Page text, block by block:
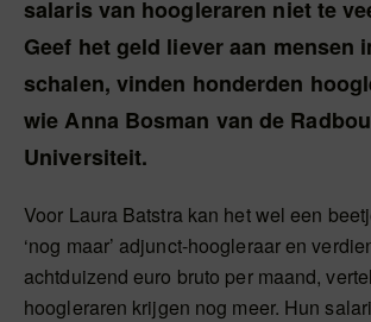
salaris van hoogleraren niet te
Geef het geld liever aan mensen
schalen, vinden honderden
wie Anna Bosman van de
Universiteit.
Voor Laura Batstra kan het wel een
‘nog maar’ adjunct-hoogleraar en
achtduizend euro bruto per maand,
hoogleraren krijgen nog meer. Hun